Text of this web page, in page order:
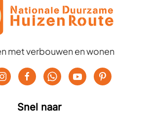
met verbouwen en wonen
Snel naar